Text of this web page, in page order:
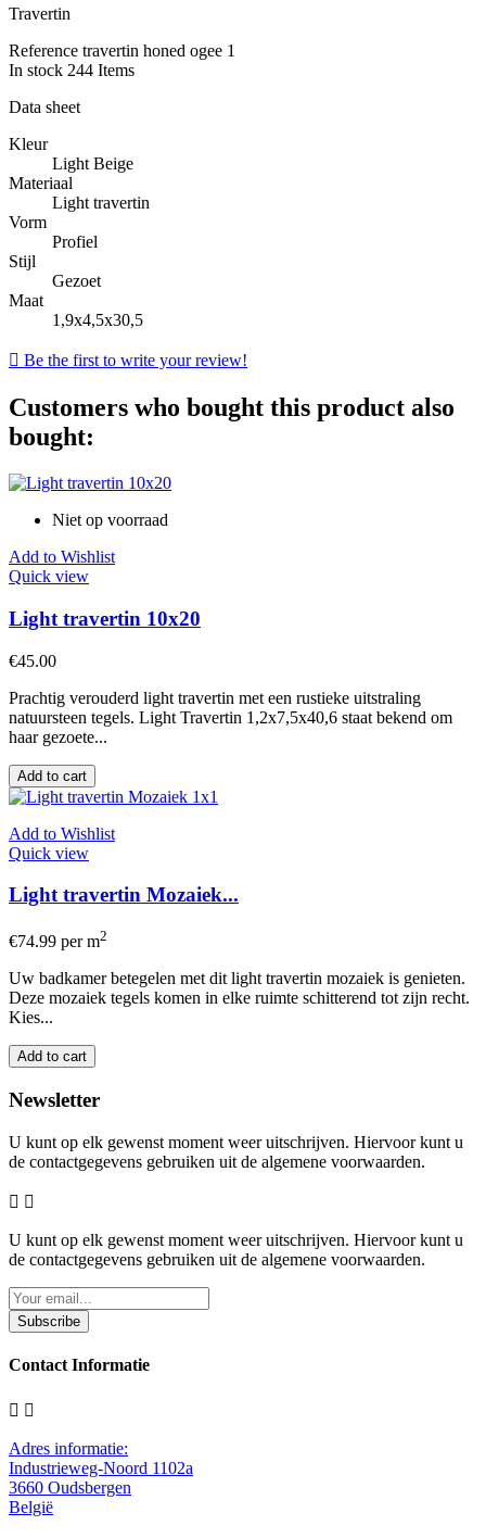
Travertin
Reference travertin honed ogee 1
In stock 244 Items
Data sheet
Kleur
Light Beige
Materiaal
Light travertin
Vorm
Profiel
Stijl
Gezoet
Maat
1,9x4,5x30,5
 Be the first to write your review!
Customers who bought this product also
bought:
Niet op voorraad
Add to Wishlist
Quick view
Light travertin 10x20
€45.00
Prachtig verouderd light travertin met een rustieke uitstraling
natuursteen tegels. Light Travertin 1,2x7,5x40,6 staat bekend om
haar gezoete...
Add to cart
Add to Wishlist
Quick view
Light travertin Mozaiek...
€74.99 per m2
Uw badkamer betegelen met dit light travertin mozaiek is genieten.
Deze mozaiek tegels komen in elke ruimte schitterend tot zijn recht.
Kies...
Add to cart
Newsletter
U kunt op elk gewenst moment weer uitschrijven. Hiervoor kunt u
de contactgegevens gebruiken uit de algemene voorwaarden.
 
U kunt op elk gewenst moment weer uitschrijven. Hiervoor kunt u
de contactgegevens gebruiken uit de algemene voorwaarden.
Subscribe
Contact Informatie
 
Adres informatie:
Industrieweg-Noord 1102a
3660 Oudsbergen
België